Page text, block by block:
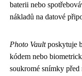
baterii nebo
nákladů na datové
Photo Vaultposkytuje
kódem nebo
soukromé snímky